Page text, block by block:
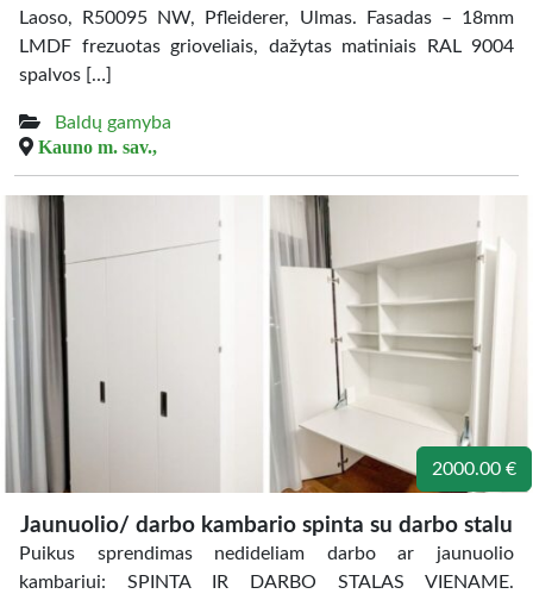
Laoso, R50095 NW, Pfleiderer, Ulmas. Fasadas – 18mm
LMDF frezuotas grioveliais, dažytas matiniais RAL 9004
spalvos […]
Baldų gamyba
Kauno m. sav.,
2000.00 €
Jaunuolio/ darbo kambario spinta su darbo stalu
Puikus sprendimas nedideliam darbo ar jaunuolio
kambariui: SPINTA IR DARBO STALAS VIENAME.